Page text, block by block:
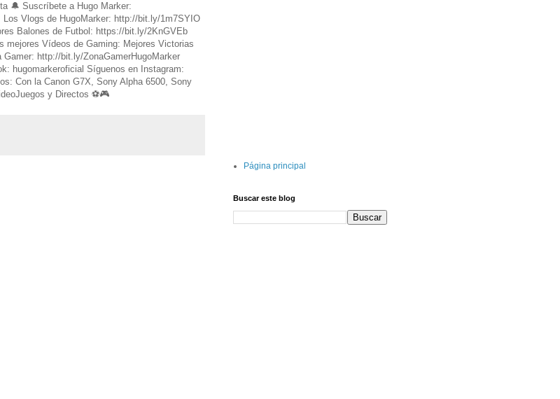
🔔 Suscríbete a Hugo Marker:
Vlogs de HugoMarker: http://bit.ly/1m7SYIO
Balones de Futbol: https://bit.ly/2KnGVEb
mejores Vídeos de Gaming: Mejores Victorias
http://bit.ly/ZonaGamerHugoMarker
hugomarkeroficial Síguenos en Instagram:
Con la Canon G7X, Sony Alpha 6500, Sony
y Directos ⚽️🎮
Página principal
Buscar este blog